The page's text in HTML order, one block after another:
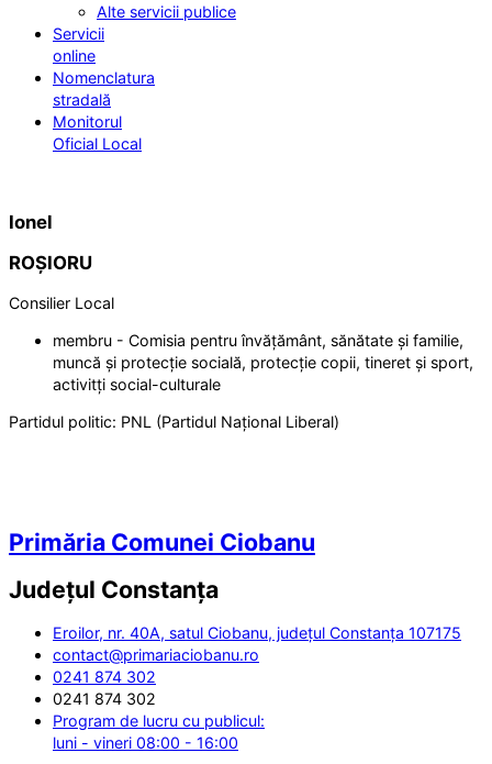
Alte servicii publice
Servicii
online
Nomenclatura
stradală
Monitorul
Oficial Local
Ionel
ROȘIORU
Consilier Local
membru - Comisia pentru învățământ, sănătate și familie,
muncă și protecție socială, protecție copii, tineret și sport,
activitți social-culturale
Partidul politic: PNL (Partidul Național Liberal)
Primăria Comunei Ciobanu
Județul Constanța
Eroilor, nr. 40A, satul Ciobanu, județul Constanța 107175
contact@primariaciobanu.ro
0241 874 302
0241 874 302
Program de lucru cu publicul:
luni - vineri 08:00 - 16:00